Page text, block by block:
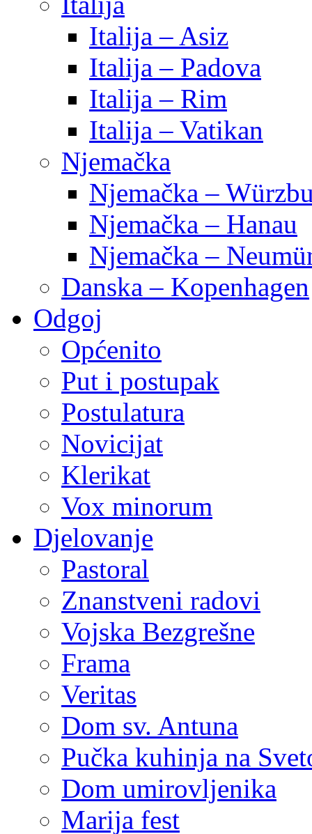
Italija – Asiz
Italija – Padova
Italija – Rim
Italija – Vatikan
Njemačka
Njemačka –
Njemačka – Hanau
Njemačka –
Danska – Kopenhagen
Odgoj
Općenito
Put i postupak
Postulatura
Novicijat
Klerikat
Vox minorum
Djelovanje
Pastoral
Znanstveni radovi
Vojska Bezgrešne
Frama
Veritas
Dom sv. Antuna
Pučka kuhinja na
Dom umirovljenika
Marija fest